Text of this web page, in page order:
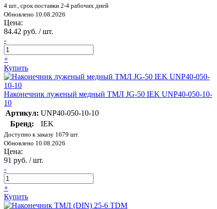
4 шт., срок поставки 2-4 рабочих дней
Обновлено 10.08.2026
Цена:
84.42 руб. / шт.
-
+
Купить
Наконечник луженый медный ТМЛ JG-50 IEK UNP40-050-10-
10
Артикул: UNP40-050-10-10
Бренд:
IEK
Доступно к заказу 1679 шт.
Обновлено 10.08.2026
Цена:
91 руб. / шт.
-
+
Купить